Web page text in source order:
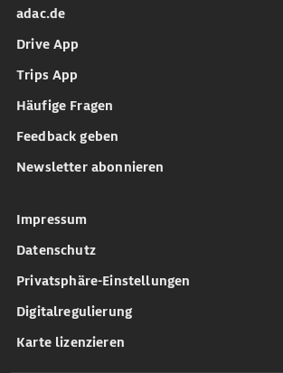
adac.de
Drive App
Trips App
Häufige Fragen
Feedback geben
Newsletter abonnieren
Impressum
Datenschutz
Privatsphäre-Einstellungen
Digitalregulierung
Karte lizenzieren